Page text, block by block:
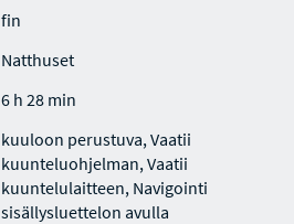
fin
Natthuset
6 h 28 min
kuuloon perustuva, Vaatii
kuunteluohjelman, Vaatii
kuuntelulaitteen, Navigointi
sisällysluettelon avulla